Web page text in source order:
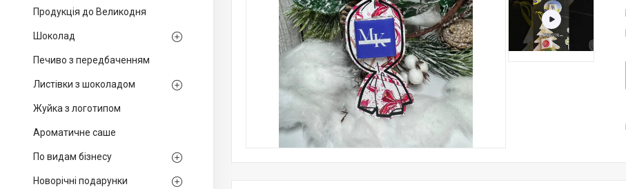
Продукція до Великодня
Шоколад
Печиво з передбаченням
Листівки з шоколадом
Жуйка з логотипом
Ароматичне саше
По видам бізнесу
Новорічні подарунки